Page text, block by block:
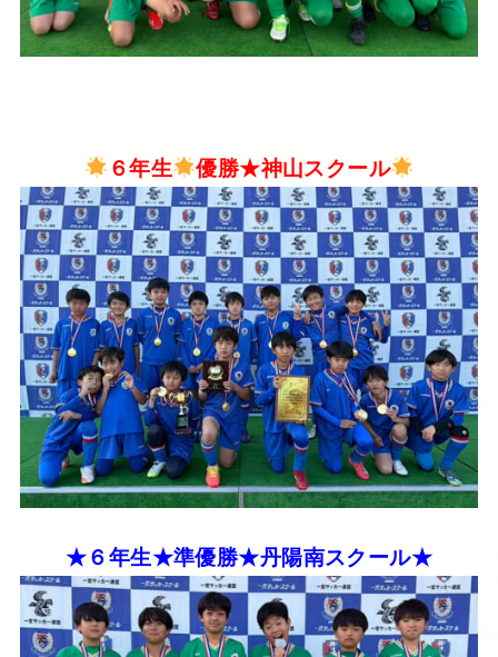
６年生 優勝★神山スクール
★６年生★準優勝★丹陽南スクール★